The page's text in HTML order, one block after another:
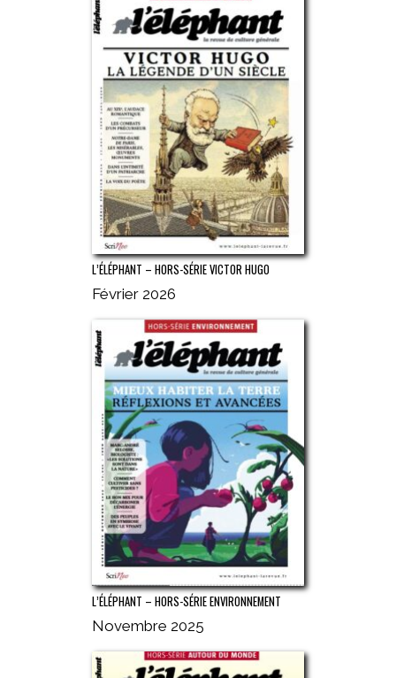
L’ÉLÉPHANT – HORS-SÉRIE VICTOR HUGO
Février 2026
L’ÉLÉPHANT – HORS-SÉRIE ENVIRONNEMENT
Novembre 2025